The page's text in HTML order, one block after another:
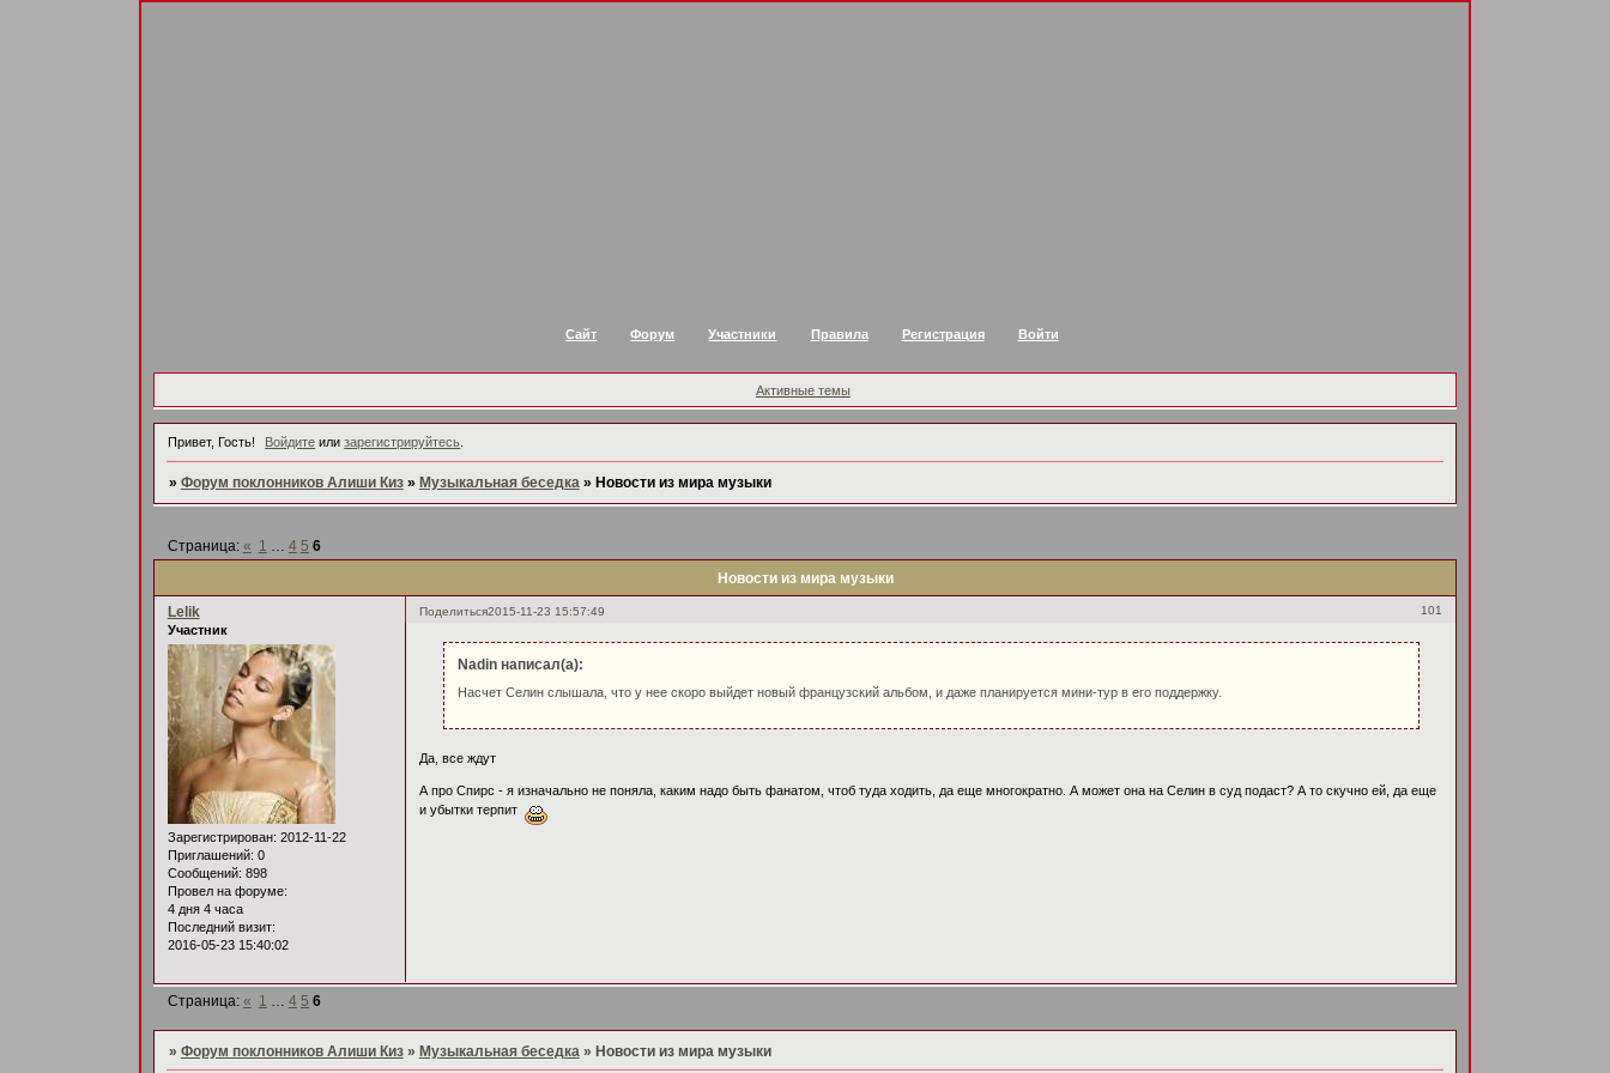
Сайт Форум Участники Правила Регистрация Войти
Активные темы
Привет, Гость! Войдите илизарегистрируйтесь
» Форум поклонников Алиши Киз » Музыкальная беседка » Новости из мира музыки
Новости из мира музыки
Страница: « 1 … 4 5 6
Поделиться 101
2015-11-23 15:57:49
Lelik
Участник
Зарегистрирован: 2012-11-22
Приглашений: 0
Сообщений: 898
Провел на форуме:
4 дня 4 часа
Последний визит:
2016-05-23 15:40:02
Nadin написал(а):
Насчет Селин слышала, что у нее скоро выйдет новый французский альбом, и даже планируется мини-тур в его поддержку.
Да, все ждут
А про Спирс - я изначально не поняла, каким надо быть фанатом, чтоб туда ходить, да еще многократно. А может она на Селин в суд подаст? А то скучно ей, да еще
и убытки терпит
Страница: « 1 … 4 5 6
» Форум поклонников Алиши Киз » Музыкальная беседка » Новости из мира музыки